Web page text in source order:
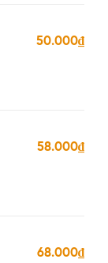
50.000₫
58.000₫
68.000₫